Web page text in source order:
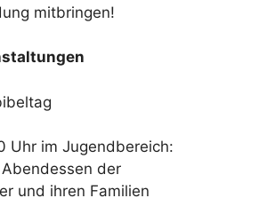
mitbringen!
Uhr im Jugendbereich:
der
und ihren Familien